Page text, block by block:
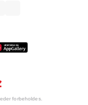
forbeholdes.